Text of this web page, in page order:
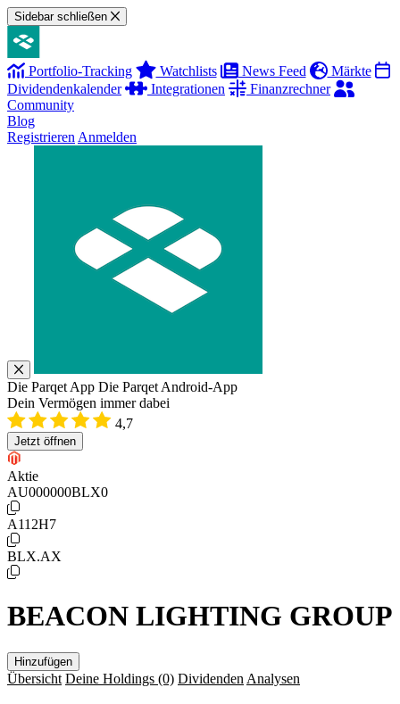
Sidebar schließen
Portfolio-Tracking Watchlists News Feed
Märkte
Dividendenkalender
Integrationen
Finanzrechner
Community
Blog
Registrieren Anmelden
Die Parqet App Die Parqet Android-App
Dein Vermögen immer dabei
4,7
Jetzt öffnen
Aktie
AU000000BLX0
A112H7
BLX.AX
BEACON LIGHTING GROUP
Hinzufügen
Übersicht Deine Holdings (0) Dividenden Analysen